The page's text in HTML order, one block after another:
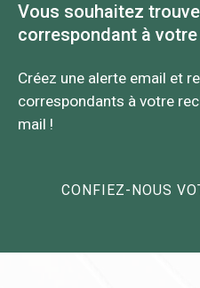
Vous souhaitez
correspondant à
Créez une alerte email et
correspondants à votre
mail !
CONFIEZ-NOUS